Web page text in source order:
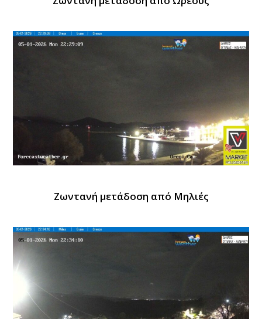
Ζωντανή μετάδοση από Μηλιές